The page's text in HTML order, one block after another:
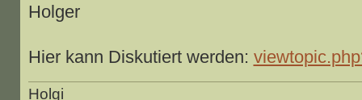
Holger
Hier kann Diskutiert werden:
Holgi